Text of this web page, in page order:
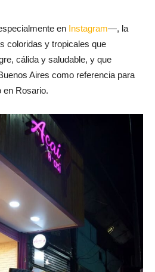
en Instagram—, la
coloridas y tropicales que
cálida y saludable, y que
Aires como referencia para
en Rosario.